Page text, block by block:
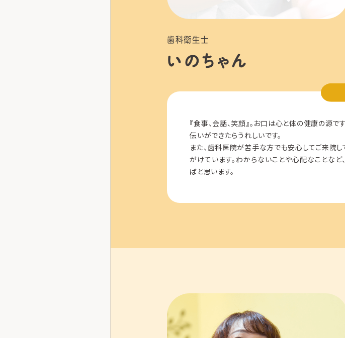
歯科衛生士
いのちゃん
『食事、会話、笑顔』。お口は心と体の健康の源
伝いができたらうれしいです。
また、歯科医院が苦手な方でも安心してご来院
がけています。わからないことや心配なことな
ばと思います。